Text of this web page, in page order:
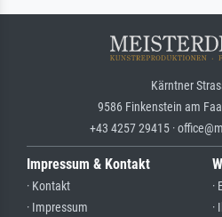
Kärntner
9586 Finkenstein am
+43 4257 29415 ·
Impressum & Kontakt
· Kontakt
· Impressum
·
·